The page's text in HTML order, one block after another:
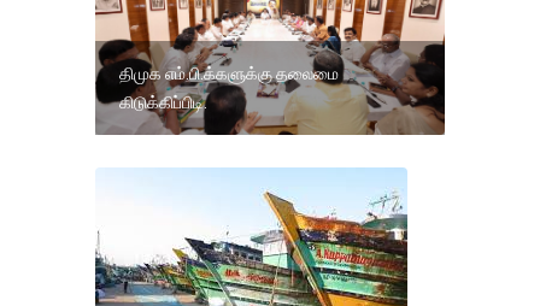
திமுக எம்.பி.க்களுக்கு தலைமை
கிடுக்கிப்பிடி.